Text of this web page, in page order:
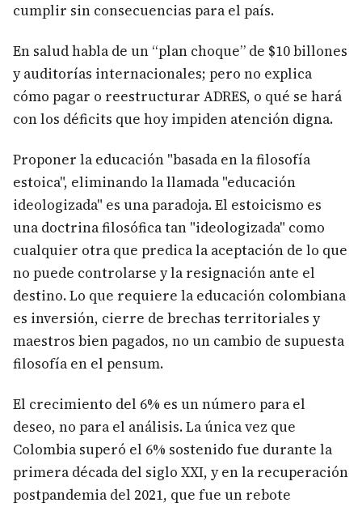
cumplir sin consecuencias para el país.
En salud habla de un “plan choque” de $10 billones
y auditorías internacionales; pero no explica
cómo pagar o reestructurar ADRES, o qué se hará
con los déficits que hoy impiden atención digna.
Proponer la educación "basada en la filosofía
estoica", eliminando la llamada "educación
ideologizada" es una paradoja. El estoicismo es
una doctrina filosófica tan "ideologizada" como
cualquier otra que predica la aceptación de lo que
no puede controlarse y la resignación ante el
destino. Lo que requiere la educación colombiana
es inversión, cierre de brechas territoriales y
maestros bien pagados, no un cambio de supuesta
filosofía en el pensum.
El crecimiento del 6% es un número para el
deseo, no para el análisis. La única vez que
Colombia superó el 6% sostenido fue durante la
primera década del siglo XXI, y en la recuperación
postpandemia del 2021, que fue un rebote